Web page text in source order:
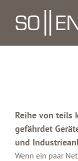
Inhalt
springen
Reihe von teils
gefährdet
und
Wenn ein paar